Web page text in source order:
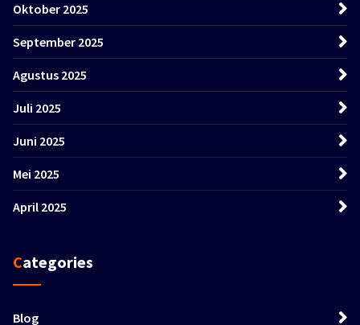
Oktober 2025
September 2025
Agustus 2025
Juli 2025
Juni 2025
Mei 2025
April 2025
Categories
Blog